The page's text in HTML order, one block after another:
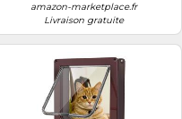
amazon-marketplace.fr
Livraison gratuite